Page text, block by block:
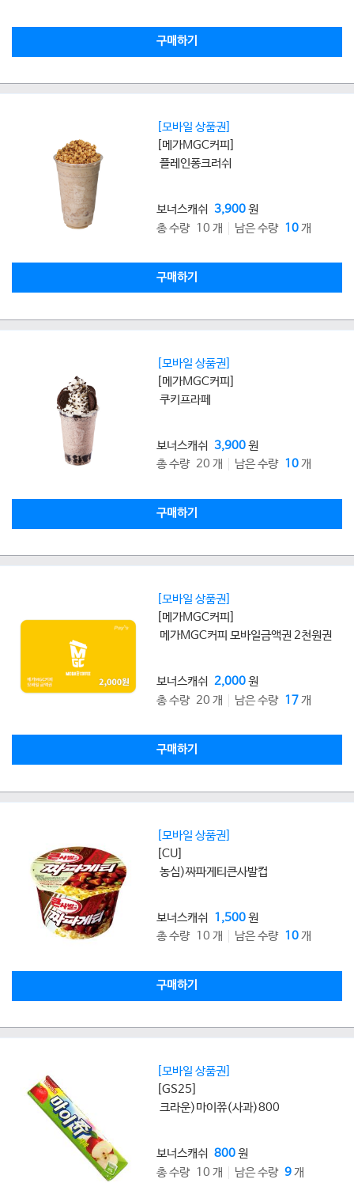
구매하기
[모바일 상품권]
[메가MGC커피]
플레인퐁크러쉬
보너스캐쉬 3,900원
총 수량 10 개
남은 수량 10개
구매하기
[모바일 상품권]
[메가MGC커피]
쿠키프라페
보너스캐쉬 3,900원
총 수량 20 개
남은 수량 10개
구매하기
[모바일 상품권]
[메가MGC커피]
메가MGC커피 모바일금액권 2천원권
보너스캐쉬 2,000원
총 수량 20 개
남은 수량 17개
구매하기
[모바일 상품권]
[CU]
농심)짜파게티큰사발컵
보너스캐쉬 1,500원
총 수량 10 개
남은 수량 10개
구매하기
[모바일 상품권]
[GS25]
크라운)마이쮸(사과)800
보너스캐쉬 800원
총 수량 10 개
남은 수량 9개